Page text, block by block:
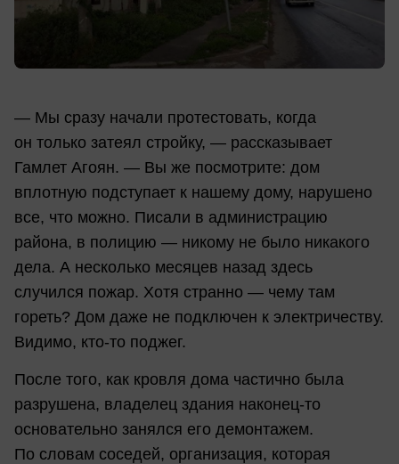
— Мы сразу начали протестовать, когда
он только затеял стройку, — рассказывает
Гамлет Агоян. — Вы же посмотрите: дом
вплотную подступает к нашему дому, нарушено
все, что можно. Писали в администрацию
района, в полицию — никому не было никакого
дела. А несколько месяцев назад здесь
случился пожар. Хотя странно — чему там
гореть? Дом даже не подключен к электричеству.
Видимо, кто-то поджег.
После того, как кровля дома частично была
разрушена, владелец здания наконец-то
основательно занялся его демонтажем.
По словам соседей, организация, которая